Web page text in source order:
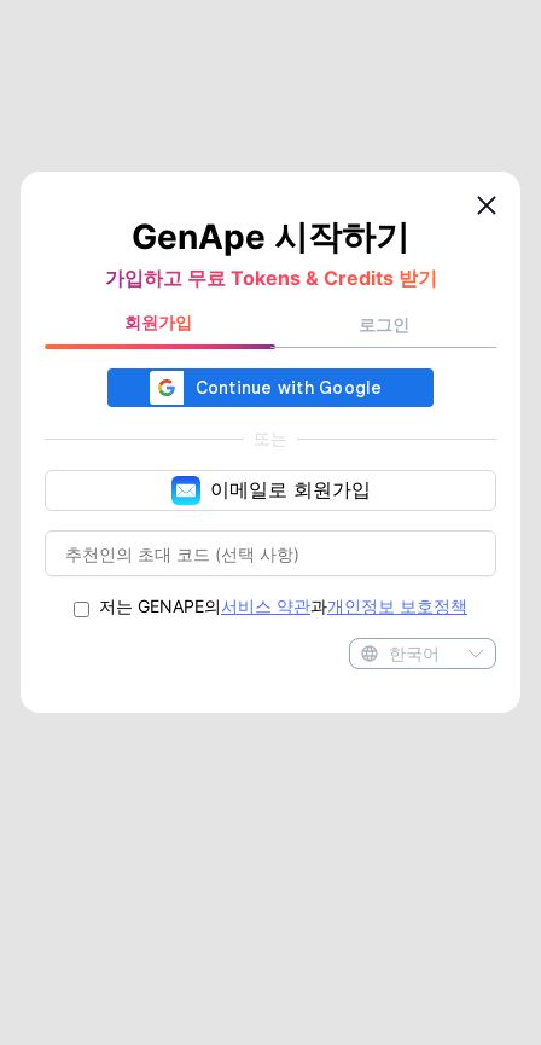
GenApe 시작하기
가입하고 무료 Tokens & Credits 받기
회원가입 로그인
또는
이메일로 회원가입
저는 GENAPE의서비스 약관과개인정보 보호정책
한국어